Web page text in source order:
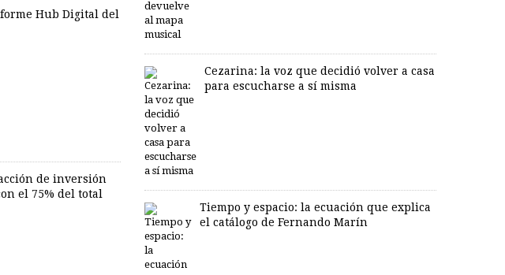
Hub Digital del
de inversión
el 75% del total
Cezarina: la voz que decidió volver a casa
para escucharse a sí misma
Tiempo y espacio: la ecuación que explica
el catálogo de Fernando Marín